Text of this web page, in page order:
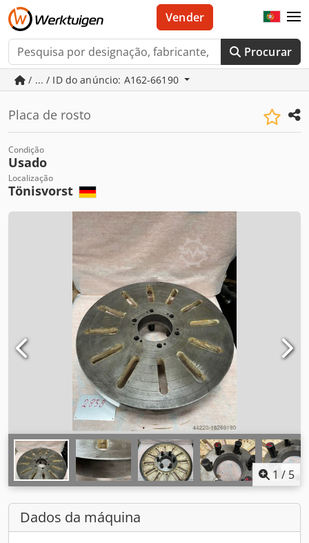
Procurar
Vender
/ ... / ID do anúncio: A162-66190
Placa de rosto
Condição
Usado
Localização
Tönisvorst
1 / 5
Dados da máquina